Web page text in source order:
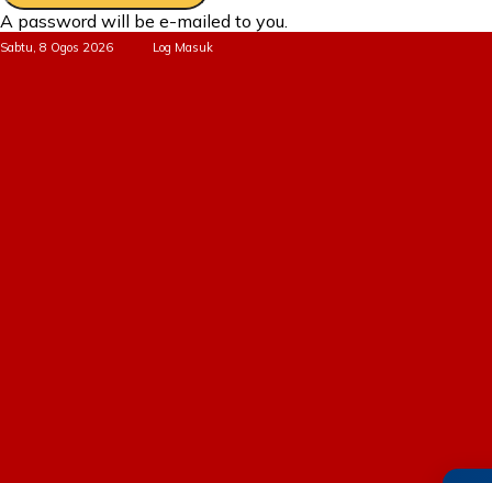
A password will be e-mailed to you.
Sabtu, 8 Ogos 2026 Log Masuk